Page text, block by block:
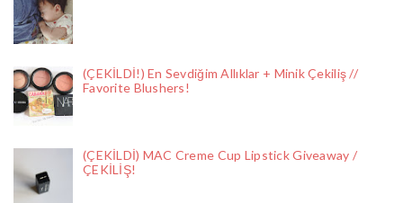
(ÇEKİLDİ!) En Sevdiğim Allıklar + Minik Çekiliş //
Favorite Blushers!
(ÇEKİLDİ) MAC Creme Cup Lipstick Giveaway /
ÇEKİLİŞ!